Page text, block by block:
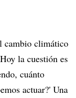
cambio climático
la cuestión es
cuánto
actuar?' Una